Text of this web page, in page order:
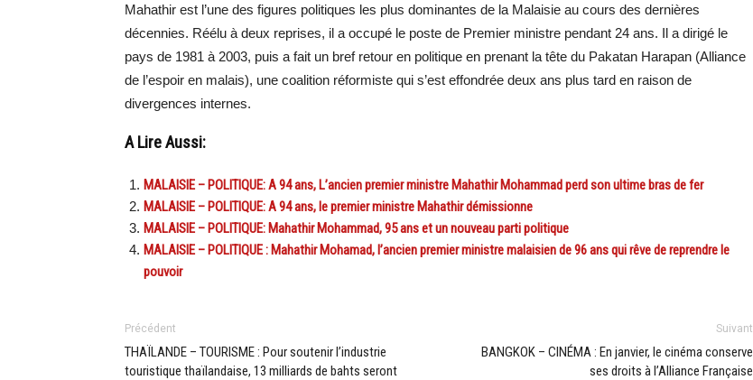
Mahathir est l’une des figures politiques les plus dominantes de la Malaisie au cours des dernières
décennies. Réélu à deux reprises, il a occupé le poste de Premier ministre pendant 24 ans. Il a dirigé le
pays de 1981 à 2003, puis a fait un bref retour en politique en prenant la tête du Pakatan Harapan (Alliance
de l’espoir en malais), une coalition réformiste qui s’est effondrée deux ans plus tard en raison de
divergences internes.
A Lire Aussi:
MALAISIE – POLITIQUE: A 94 ans, L’ancien premier ministre Mahathir Mohammad perd son ultime bras de fer
MALAISIE – POLITIQUE: A 94 ans, le premier ministre Mahathir démissionne
MALAISIE – POLITIQUE: Mahathir Mohammad, 95 ans et un nouveau parti politique
MALAISIE – POLITIQUE : Mahathir Mohamad, l’ancien premier ministre malaisien de 96 ans qui rêve de reprendre le
pouvoir
Précédent
THAÏLANDE – TOURISME : Pour soutenir l’industrie
touristique thaïlandaise, 13 milliards de bahts seront
Suivant
BANGKOK – CINÉMA : En janvier, le cinéma conserve
ses droits à l’Alliance Française